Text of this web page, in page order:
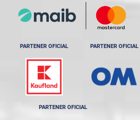
PARTENER OFICIAL PARTENER OFICIAL
PARTENER OFICIAL